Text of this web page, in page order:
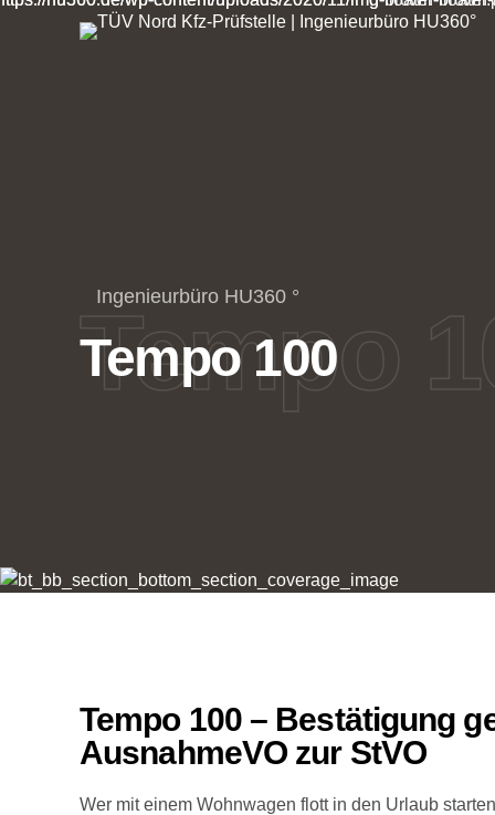
Ingenieurbüro HU360 °
Tempo 100
Tempo
Tempo 100 – Bestätigung
AusnahmeVO zur StVO
Wer mit einem Wohnwagen flott in den Urlaub